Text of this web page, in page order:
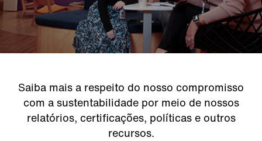
Saiba mais a respeito do nosso compromisso
com a sustentabilidade por meio de nossos
relatórios, certificações, políticas e outros
recursos.